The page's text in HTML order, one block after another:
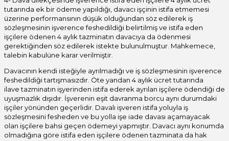
tutarında ek bir ödeme yapıldığı, davacı işçinin istifa etmemesi
üzerine performansının düşük olduğundan söz edilerek iş
sözleşmesinin işverence feshedildiği belirtilmiş ve istifa eden
işçilere ödenen 4 aylık tazminatın davacıya da ödenmesi
gerektiğinden söz edilerek istekte bulunulmuştur. Mahkemece,
talebin kabulüne karar verilmiştir.
Davacının kendi isteğiyle ayrılmadığı ve iş sözleşmesinin işverence
feshedildiği tartışmasızdır. Öte yandan 4 aylık ücret tutarında
ilave tazminatın işyerinden istifa ederek ayrılan işçilere ödendiği de
uyuşmazlık dışıdır. İşverenin eşit davranma borcu aynı durumdaki
işçiler yönünden geçerlidir. Davalı işveren istifa yoluyla iş
sözleşmesini fesheden ve bu yolla işe iade davası açamayacak
olan işçilere bahsi geçen ödemeyi yapmıştır. Davacı aynı konumda
olmadığına göre istifa eden işçilere ödenen tazminata da hak